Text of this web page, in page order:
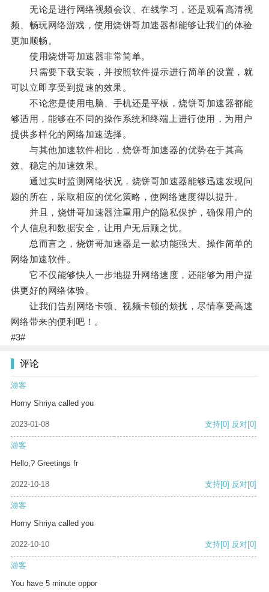
无论是进行网络视频会议、在线学习，还是观看高清视
频、畅玩网络游戏，使用烧饼哥加速器都能够让我们的体验
更加顺畅。
使用烧饼哥加速器非常简单。
只需要下载安装，并按照软件提示进行简单的设置，就
可以立即享受到提速的效果。
不论您是使用电脑、手机还是平板，烧饼哥加速器都能
够适用，能够在不同的操作系统和终端上进行使用，为用户
提供多样化的网络加速选择。
与其他加速软件相比，烧饼哥加速器的优势在于其高
效、稳定的加速效果。
通过实时监测网络状况，烧饼哥加速器能够迅速发现问
题的所在，采取相应的优化策略，使网络速度得以提升。
并且，烧饼哥加速器注重用户的隐私保护，确保用户的
个人信息和数据安全，让用户无后顾之忧。
总而言之，烧饼哥加速器是一款功能强大、操作简单的
网络加速软件。
它不仅能够快人一步地提升网络速度，还能够为用户提
供更好的网络体验。
让我们告别网络卡顿、视频卡顿的烦扰，尽情享受高速
网络带来的便利吧！。
#3#
评论
游客
Horny Shriya called you
2023-01-08 支持[0] 反对[0]
游客
Hello,? Greetings fr
2022-10-18 支持[0] 反对[0]
游客
Horny Shriya called you
2022-10-10 支持[0] 反对[0]
游客
You have 5 minute oppor